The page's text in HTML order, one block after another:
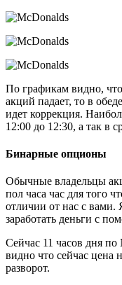
По графикам видно,
акций падает, то в
идет коррекция.
12:00 до 12:30, а так в
Бинарные опционы
Обычные владельцы
пол часа час для того
отличии от нас с вами.
заработать деньги с
Сейчас 11 часов дня
видно что сейчас цена
разворот.